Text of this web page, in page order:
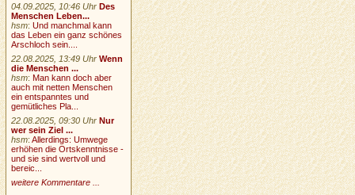
04.09.2025, 10:46 Uhr Des
Menschen Leben...
hsm:Und manchmal kann
das Leben ein ganz schönes
Arschloch sein....
22.08.2025, 13:49 Uhr Wenn
die Menschen ...
hsm:Man kann doch aber
auch mit netten Menschen
ein entspanntes und
gemütliches Pla...
22.08.2025, 09:30 Uhr Nur
wer sein Ziel ...
hsm:Allerdings: Umwege
erhöhen die Ortskenntnisse -
und sie sind wertvoll und
bereic...
weitere Kommentare ...